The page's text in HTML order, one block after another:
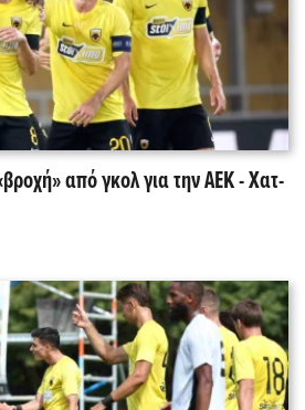
από γκολ για την ΑΕΚ - Χατ-